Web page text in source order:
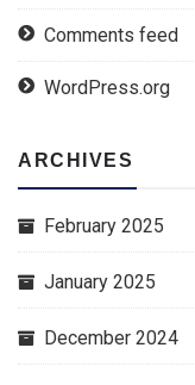
Comments feed
WordPress.org
ARCHIVES
February 2025
January 2025
December 2024